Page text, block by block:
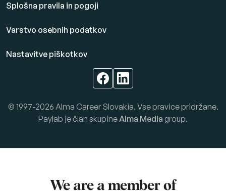
Splošna pravila in pogoji
Varstvo osebnih podatkov
Nastavitve piškotkov
© 1997-2026 Alma Career Slovakia. Vse pravice pridržane.
Paylab je član skupineAlma Media group.
We are a member of